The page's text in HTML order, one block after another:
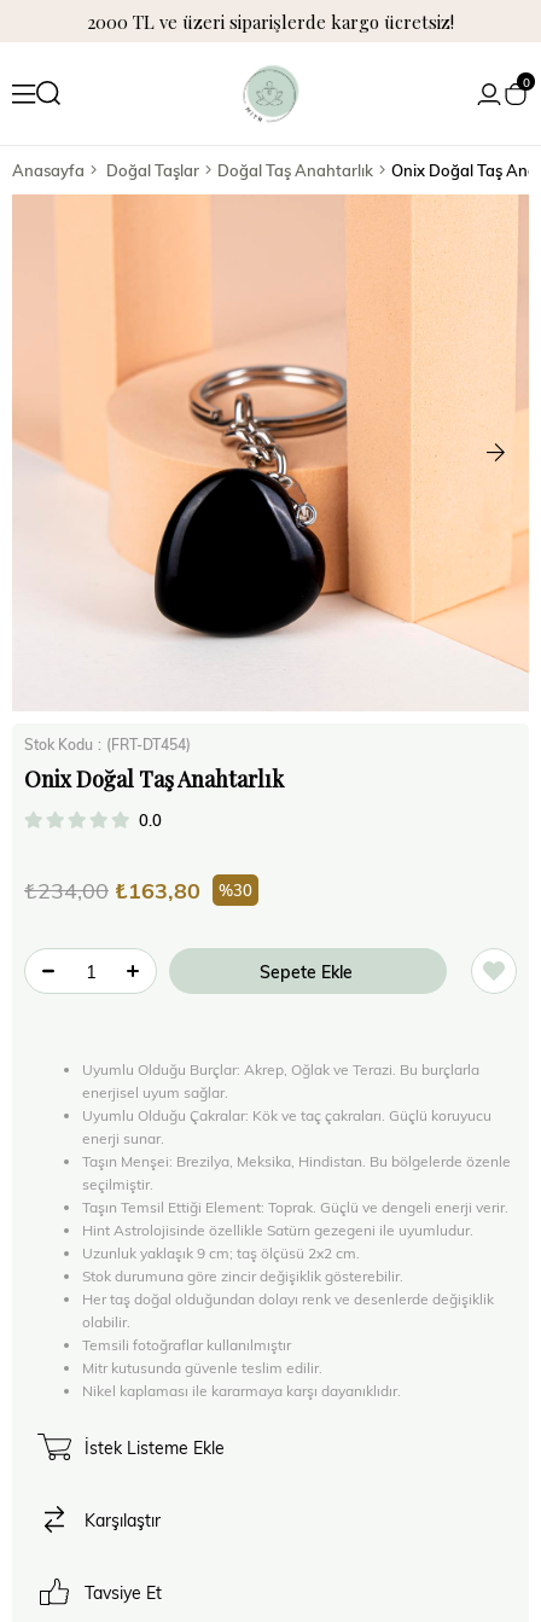
2000 TL ve üzeri siparişlerde kargo ücretsiz!
0
Anasayfa Doğal Taşlar Doğal Taş Anahtarlık Onix Doğal Taş
Stok Kodu (FRT-DT454)
Onix Doğal Taş Anahtarlık
0.0
₺234,00 ₺163,80 30
Uyumlu Olduğu Burçlar: Akrep, Oğlak ve Terazi. Bu burçlarla
enerjisel uyum sağlar.
Uyumlu Olduğu Çakralar: Kök ve taç çakraları. Güçlü koruyucu
enerji sunar.
Taşın Menşei: Brezilya, Meksika, Hindistan. Bu bölgelerde özenle
seçilmiştir.
Taşın Temsil Ettiği Element: Toprak. Güçlü ve dengeli enerji verir.
Hint Astrolojisinde özellikle Satürn gezegeni ile uyumludur.
Uzunluk yaklaşık 9 cm; taş ölçüsü 2x2 cm.
Stok durumuna göre zincir değişiklik gösterebilir.
Her taş doğal olduğundan dolayı renk ve desenlerde değişiklik
olabilir.
Temsili fotoğraflar kullanılmıştır
Mitr kutusunda güvenle teslim edilir.
Nikel kaplaması ile kararmaya karşı dayanıklıdır.
İstek Listeme Ekle
Karşılaştır
Tavsiye Et